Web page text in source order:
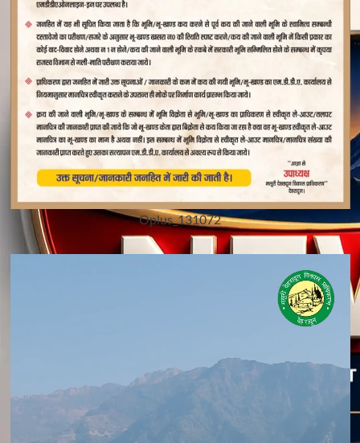
Oplus_131072